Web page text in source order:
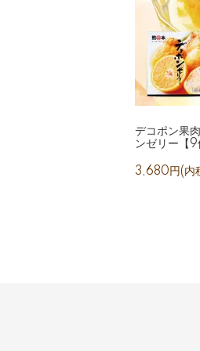
デコポン果
ンゼリー【9
3,680円(内